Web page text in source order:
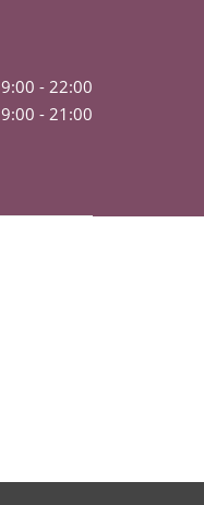
9:00 - 22:00
9:00 - 21:00